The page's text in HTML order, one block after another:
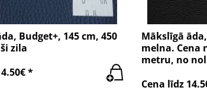
Budget+, 145 cm, 450
zila
*
Mākslīgā
melna. Cena
metru, no
Cena līdz